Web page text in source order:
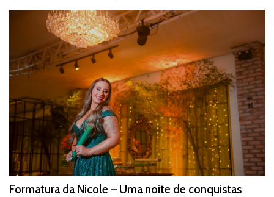
Formatura da Nicole – Uma noite de conquistas